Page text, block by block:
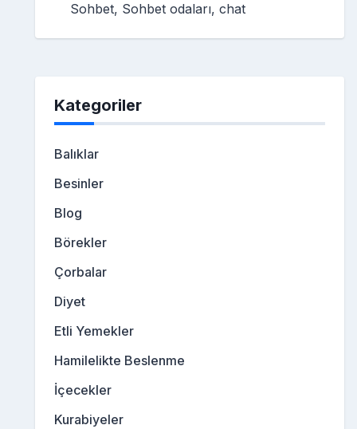
Sohbet, Sohbet odaları, chat
Kategoriler
Balıklar
Besinler
Blog
Börekler
Çorbalar
Diyet
Etli Yemekler
Hamilelikte Beslenme
İçecekler
Kurabiyeler